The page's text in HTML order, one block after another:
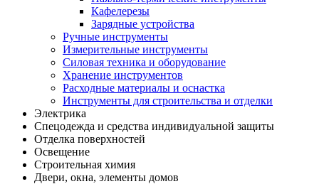
Кафелерезы
Зарядные устройства
Ручные инструменты
Измерительные инструменты
Силовая техника и оборудование
Хранение инструментов
Расходные материалы и оснастка
Инструменты для строительства и отделки
Электрика
Спецодежда и средства индивидуальной защиты
Отделка поверхностей
Освещение
Строительная химия
Двери, окна, элементы домов